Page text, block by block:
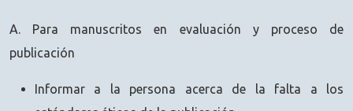
A. Para manuscritos en evaluación y proceso de
publicación
Informar a la persona acerca de la falta a los